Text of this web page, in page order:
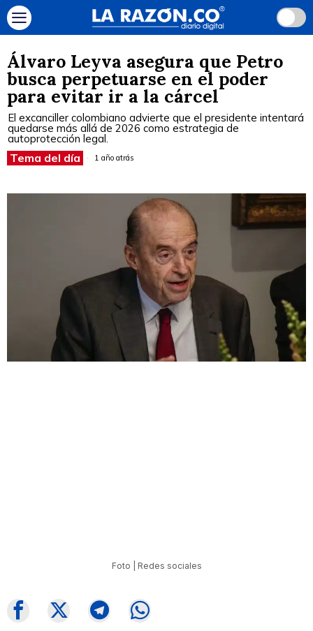
Álvaro Leyva asegura que Petro
busca perpetuarse en el poder
para evitar ir a la cárcel
El excanciller colombiano advierte que el presidente intentará
quedarse más allá de 2026 como estrategia de
autoprotección legal.
Tema del día 1 año atrás
Foto | Redes sociales